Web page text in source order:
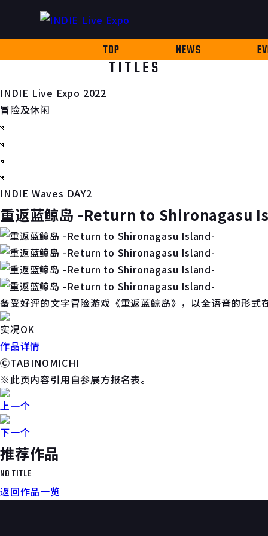
TOP NEWS
TITLES
INDIE Live Expo 2022
冒险及休闲
INDIE Waves DAY2
重返蓝鲸岛 -Return to Shironagasu
备受好评的文字冒险游戏《重返蓝鲸岛》，以全语音的形式
实况OK
作品详情
ⒸTABINOMICHI
※此页内容引用自参展方报名表。
上一个
下一个
推荐作品
NO TITLE
返回作品一览